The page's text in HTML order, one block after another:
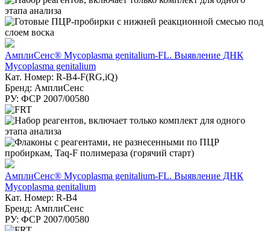
АмплиСенс® Mycoplasma genitalium-FL. Выявление ДНК
Mycoplasma genitalium
Кат. Номер: R-B4-F(RG,iQ)
Бренд: АмплиСенс
РУ: ФСР 2007/00580
АмплиСенс® Mycoplasma genitalium-FL. Выявление ДНК
Mycoplasma genitalium
Кат. Номер: R-B4
Бренд: АмплиСенс
РУ: ФСР 2007/00580